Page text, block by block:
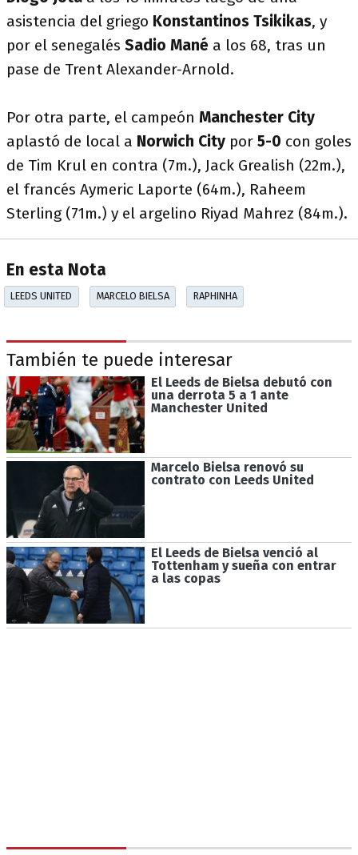
asistencia del griego Konstantinos Tsikikas, y
por el senegalés Sadio Mané a los 68, tras un
pase de Trent Alexander-Arnold.
Por otra parte, el campeón Manchester City
aplastó de local a Norwich City por 5-0 con goles
de Tim Krul en contra (7m.), Jack Grealish (22m.),
el francés Aymeric Laporte (64m.), Raheem
Sterling (71m.) y el argelino Riyad Mahrez (84m.).
En esta Nota
LEEDS UNITED MARCELO BIELSA RAPHINHA
También te puede interesar
El Leeds de Bielsa debutó con
una derrota 5 a 1 ante
Manchester United
Marcelo Bielsa renovó su
contrato con Leeds United
El Leeds de Bielsa venció al
Tottenham y sueña con entrar
a las copas